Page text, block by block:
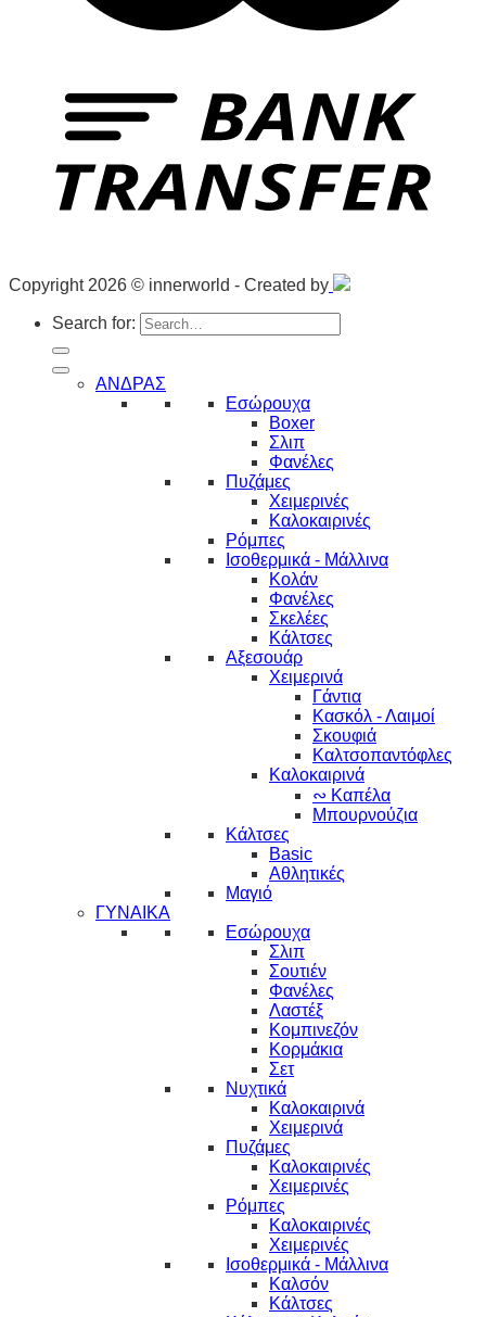
Copyright 2026 © innerworld - Created by
Search for:
ΑΝΔΡΑΣ
Εσώρουχα
Boxer
Σλιπ
Φανέλες
Πυζάμες
Χειμερινές
Καλοκαιρινές
Ρόμπες
Ισοθερμικά - Μάλλινα
Κολάν
Φανέλες
Σκελέες
Κάλτσες
Αξεσουάρ
Χειμερινά
Γάντια
Κασκόλ - Λαιμοί
Σκουφιά
Καλτσοπαντόφλες
Καλοκαιρινά
∾ Καπέλα
Μπουρνούζια
Κάλτσες
Basic
Αθλητικές
Μαγιό
ΓΥΝΑΙΚΑ
Εσώρουχα
Σλιπ
Σουτιέν
Φανέλες
Λαστέξ
Κομπινεζόν
Κορμάκια
Σετ
Νυχτικά
Καλοκαιρινά
Χειμερινά
Πυζάμες
Καλοκαιρινές
Χειμερινές
Ρόμπες
Καλοκαιρινές
Χειμερινές
Ισοθερμικά - Μάλλινα
Καλσόν
Κάλτσες